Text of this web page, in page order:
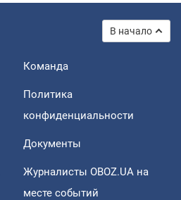
В начало
Команда
Политика
конфиденциальности
Документы
Журналисты OBOZ.UA на
месте событий